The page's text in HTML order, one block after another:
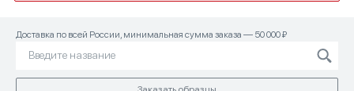
Доставка по всей России, минимальная сумма заказа — 50 000 ₽